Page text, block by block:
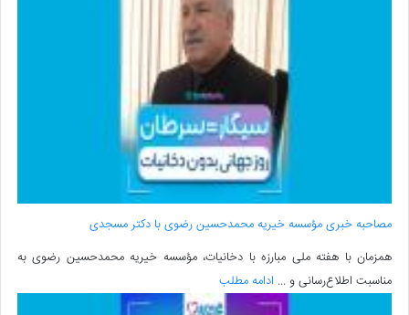
مصاحبه خبری مؤسسه خیریه محمدحسین رضوی با دکتر مسجدی
همزمان با هفته ملی مبارزه با دخانیات، مؤسسه خیریه محمدحسین رضوی به
مناسبت اطلاع‌رسانی و ... ادامه مطلب